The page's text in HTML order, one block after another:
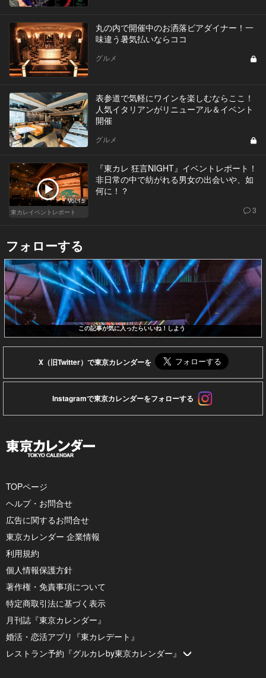
丸の内で開催中のお洒落ビアダイナー！一
味違う暑気払いならココ
グルメ
表参道で気軽にワインを楽しむならここ！
人気イタリアンがリニューアル＆イベント
開催
グルメ
Vol.15
東カレイベントレポート
『東カレ 狂言NIGHT』イベントレポート！
非日常の中で紡がれる男女の出会いや、如
何に！？
3
フォローする
この記事が気に入ったらいいね！しよう
X（旧Twitter）で東京カレンダーを
Instagramで東京カレンダーをフォローする
TOPページ
ヘルプ・お問合せ
広告に関するお問合せ
東京カレンダー 企業情報
利用規約
個人情報保護方針
著作権・免責事項について
特定商取引法に基づく表示
月刊誌『東京カレンダー』
婚活・恋活アプリ『東カレデート』
レストラン予約『グルカレby東京カレンダー』